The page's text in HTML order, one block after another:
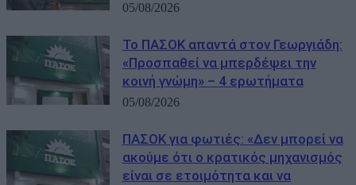
05/08/2026
Το ΠΑΣΟΚ απαντά στον Γεωργιάδη:
«Προσπαθεί να μπερδέψει την
κοινή γνώμη» – 4 ερωτήματα
05/08/2026
ΠΑΣΟΚ για φωτιές: «Δεν μπορεί να
ακούμε ότι ο κρατικός μηχανισμός
είναι σε ετοιμότητα και να